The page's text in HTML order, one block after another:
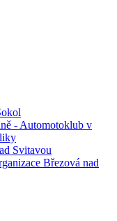
- Automotoklub v
Svitavou
Březová nad